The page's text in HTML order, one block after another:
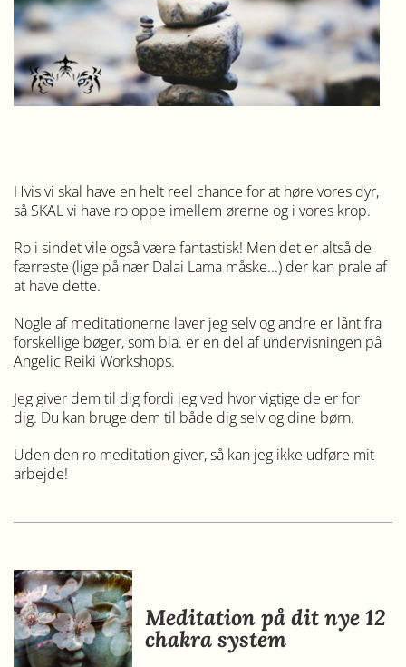
Hvis vi skal have en helt reel chance for at høre vores dyr,
så SKAL vi have ro oppe imellem ørerne og i vores krop.
Ro i sindet vile også være fantastisk! Men det er altså de
færreste (lige på nær Dalai Lama måske...) der kan prale af
at have dette.
Nogle af meditationerne laver jeg selv og andre er lånt fra
forskellige bøger, som bla. er en del af undervisningen på
Angelic Reiki Workshops.
Jeg giver dem til dig fordi jeg ved hvor vigtige de er for
dig. Du kan bruge dem til både dig selv og dine børn.
Uden den ro meditation giver, så kan jeg ikke udføre mit
arbejde!
Meditation på dit nye 12
chakra system